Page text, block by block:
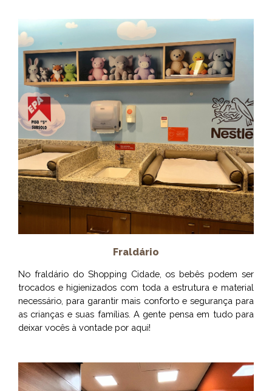
Fraldário
No fraldário do Shopping Cidade, os bebês podem ser
trocados e higienizados com toda a estrutura e material
necessário, para garantir mais conforto e segurança para
as crianças e suas famílias. A gente pensa em tudo para
deixar vocês à vontade por aqui!